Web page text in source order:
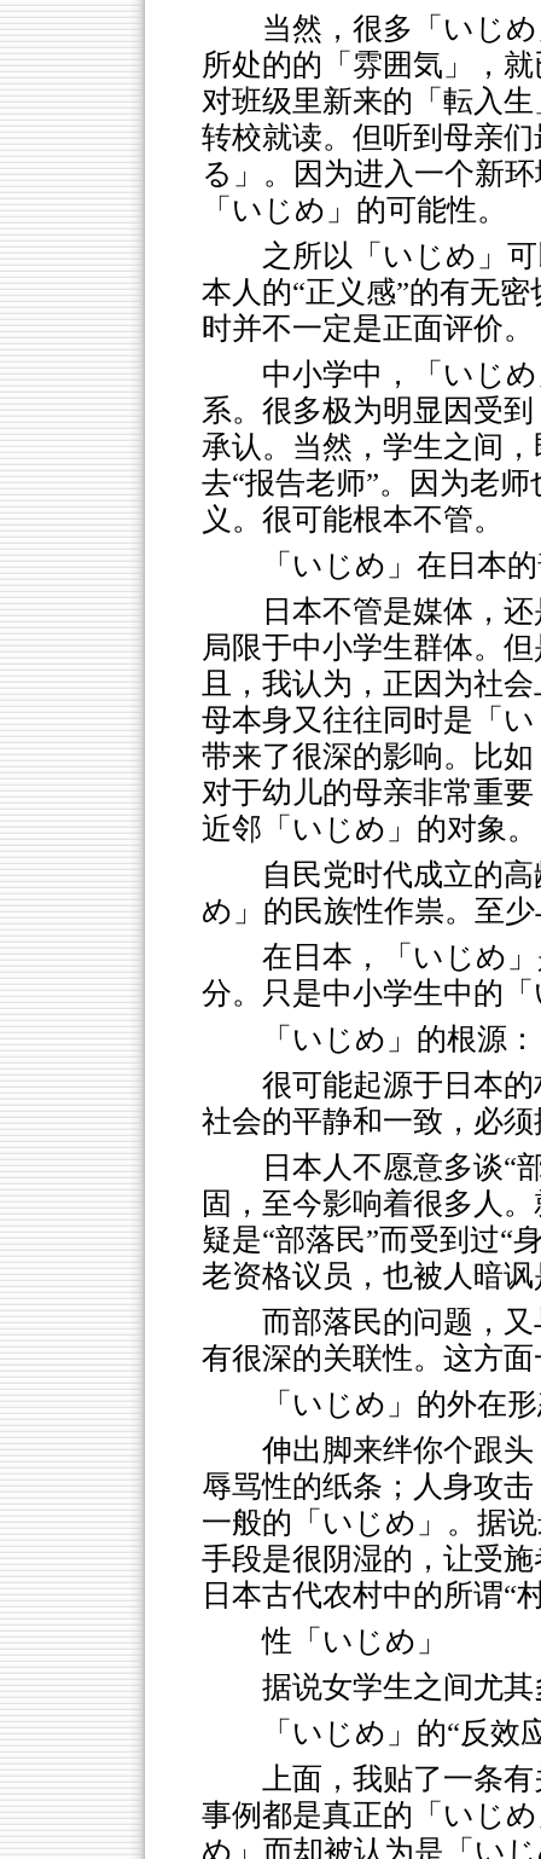
当然，很多「いじ
所处的的「雰囲気」，
对班级里新来的「転入
转校就读。但听到母亲
る」。因为进入一个新
「いじめ」的可能性。
之所以「いじめ」
本人的“正义感”的有无
时并不一定是正面评价。
中小学中，「いじ
系。很多极为明显因受
承认。当然，学生之间
去“报告老师”。因为老
义。很可能根本不管。
「いじめ」在日本
日本不管是媒体，
局限于中小学生群体。
且，我认为，正因为社
母本身又往往同时是「
带来了很深的影响。比
对于幼儿的母亲非常重
近邻「いじめ」的对象。
自民党时代成立的
め」的民族性作祟。至
在日本，「いじめ
分。只是中小学生中的
「いじめ」的根源：
很可能起源于日本
社会的平静和一致，必
日本人不愿意多谈“
固，至今影响着很多人
疑是“部落民”而受到过“
老资格议员，也被人暗讽
而部落民的问题，又
有很深的关联性。这方
「いじめ」的外在
伸出脚来绊你个跟
辱骂性的纸条；人身攻
一般的「いじめ」。据
手段是很阴湿的，让受
日本古代农村中的所谓“
性「いじめ」
据说女学生之间尤
「いじめ」的“反效
上面，我贴了一条
事例都是真正的「いじ
め」而却被认为是「い